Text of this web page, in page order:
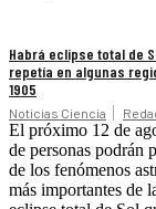
Habrá eclipse total de
repetía en algunas
1905
Noticias Ciencia
El próximo 12 de
de personas podrán
de los fenómenos
más importantes de